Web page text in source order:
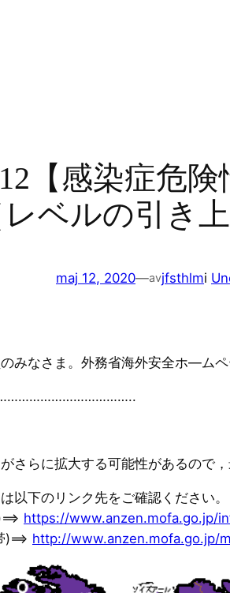
【感染症危
レベルの引き
maj 12, 2020—avjfsthlmi
みなさま。外務省海外安全ホ—ム
さらに拡大する可能性があるので
以下のリンク先をご確認ください。
https://www.anzen.mofa.go.jp/
http://www.anzen.mofa.go.jp/